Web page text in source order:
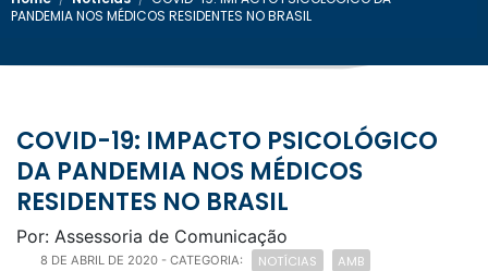
PANDEMIA NOS MÉDICOS RESIDENTES NO BRASIL
COVID-19: IMPACTO PSICOLÓGICO
DA PANDEMIA NOS MÉDICOS
RESIDENTES NO BRASIL
Por: Assessoria de Comunicação
8 DE ABRIL DE 2020 - CATEGORIA: NOTÍCIAS AMB